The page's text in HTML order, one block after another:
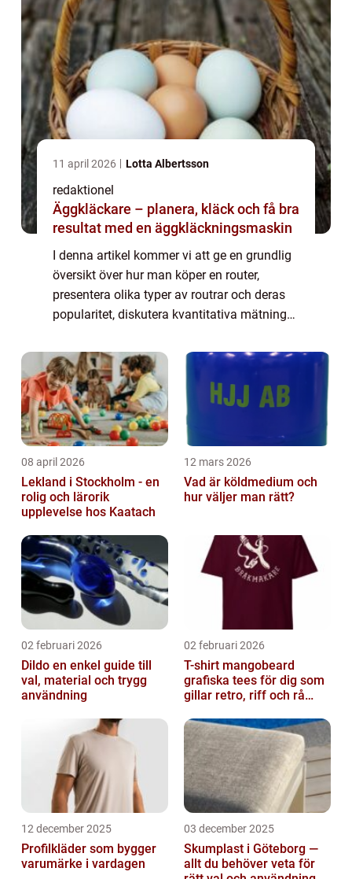
11 april 2026 Lotta Albertsson
redaktionel
Äggkläckare – planera, kläck och få bra
resultat med en äggkläckningsmaskin
I denna artikel kommer vi att ge en grundlig
översikt över hur man köper en router,
presentera olika typer av routrar och deras
popularitet, diskutera kvantitativa mätningar
analysera skillnaderna mellan olika routr...
08 april 2026
Lekland i Stockholm - en
rolig och lärorik
upplevelse hos Kaatach
12 mars 2026
Vad är köldmedium och
hur väljer man rätt?
02 februari 2026
Dildo en enkel guide till
val, material och trygg
användning
02 februari 2026
T-shirt mangobeard
grafiska tees för dig som
gillar retro, riff och rå
12 december 2025
Profilkläder som bygger
varumärke i vardagen
03 december 2025
Skumplast i Göteborg —
allt du behöver veta för